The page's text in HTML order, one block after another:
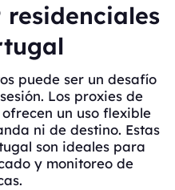
puede ser un desafío
Los proxies de
un uso flexible
ni de destino. Estas
son ideales para
y monitoreo de